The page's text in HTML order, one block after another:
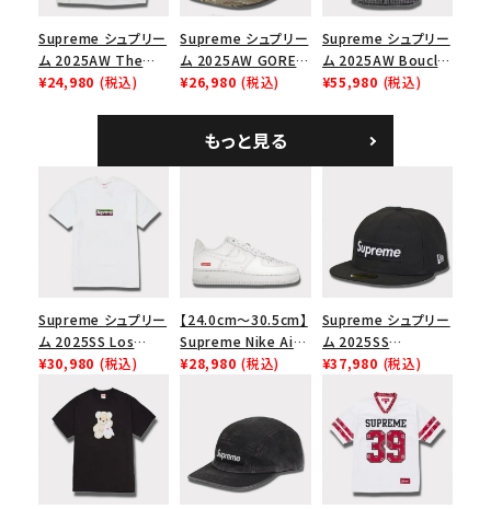
Supreme シュプリー
ム 2025AW The
Exorcist Mother
¥24,980 (税込)
Supreme シュプリー
ム 2025AW GORE-
TEX Zip Pocket
キャンプ キャップ リ
アルツリーAPカモ
¥26,980 (税込)
Supreme シュプリー
ム 2025AW Boucle
Baseball Jersey ブ
¥55,980 (税込)
もっと見る
Supreme シュプリー
ム 2025SS Los
Angeles Fire Relief
Box Logo Tee ファ
イヤーリリーフボック
スロゴTシャツ ホワ
イト 白
¥30,980 (税込)
【24.0cm～30.5cm】
Supreme Nike Air
Force 1 Low シュプ
ューズ ホワイト
¥28,980 (税込)
Supreme シュプリー
ム 2025SS
Championship Box
チャンピオンシップボ
ックスロゴニューエラ
キャップ ブラック 黒
¥37,980 (税込)